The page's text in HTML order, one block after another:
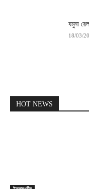
যমুনা
18/03/
HOT NEWS